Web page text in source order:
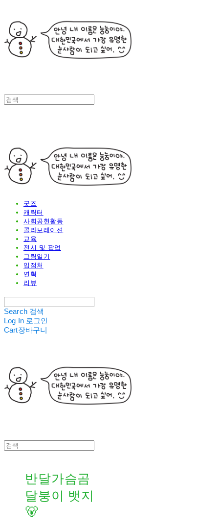
굿즈
캐릭터
사회공헌활동
콜라보레이션
교육
전시 및 팝업
그림일기
입점처
연혁
리뷰
Search 검색
Log In 로그인
Cart장바구니
반달가슴곰
달붕이 뱃지
🐻